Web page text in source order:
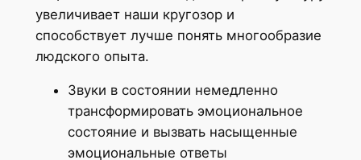
увеличивает наши кругозор и
способствует лучше понять многообразие
людского опыта.
Звуки в состоянии немедленно
трансформировать эмоциональное
состояние и вызвать насыщенные
эмоциональные ответы